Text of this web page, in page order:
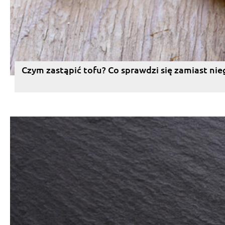
Czym zastąpić tofu? Co sprawdzi się zamiast